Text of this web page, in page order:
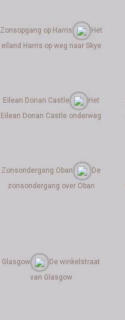
Zonsopgang op Harris
Het
eiland Harris op weg naar Skye
Eilean Donan Castle
Het
Eilean Donan Castle onderweg
Zonsondergang Oban
De
zonsondergang over Oban
Glasgow
De winkelstraat
van Glasgow